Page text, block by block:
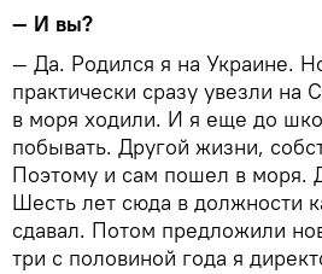
— И вы?
— Да. Родился я на Украине.
практически сразу увезли на
в моря ходили. И я еще до
побывать. Другой жизни,
Поэтому и сам пошел в моря.
Шесть лет сюда в должности
сдавал. Потом предложили
три с половиной года я